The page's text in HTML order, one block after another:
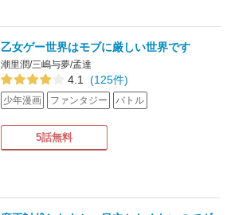
乙女ゲー世界はモブに厳しい世界です
潮里潤/三嶋与夢/孟達
4.1 (125件)
少年漫画 ファンタジー バトル
5話無料